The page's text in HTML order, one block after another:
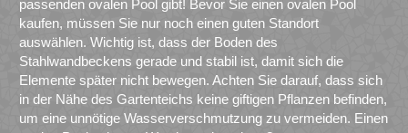
passenden ovalen Pool gibt! Bevor Sie einen ovalen Pool
kaufen, müssen Sie nur noch einen guten Standort
auswählen. Wichtig ist, dass der Boden des
Stahlwandbeckens gerade und stabil ist, damit sich die
Elemente später nicht bewegen. Achten Sie darauf, dass sich
in der Nähe des Gartenteichs keine giftigen Pflanzen befinden,
um eine unnötige Wasserverschmutzung zu vermeiden. Einen